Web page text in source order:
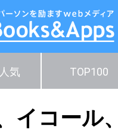
気 TOP100
イコール